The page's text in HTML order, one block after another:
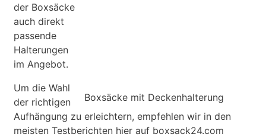
Boxsäcke mit Deckenhalterung
der Boxsäcke
auch direkt
passende
Halterungen
im Angebot.
Um die Wahl
der richtigen
Aufhängung zu erleichtern, empfehlen wir in den
meisten Testberichten hier auf boxsack24.com